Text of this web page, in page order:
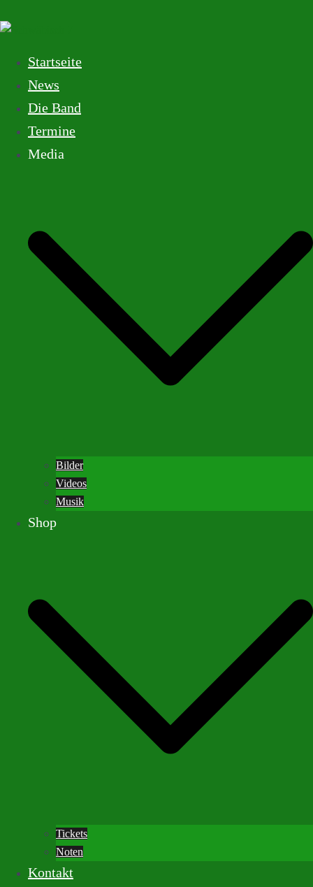
Startseite
News
Die Band
Termine
Media
Bilder
Videos
Musik
Shop
Tickets
Noten
Kontakt